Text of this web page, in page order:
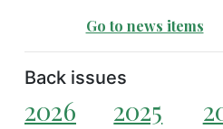
Go to news items
Back issues
2026 2025